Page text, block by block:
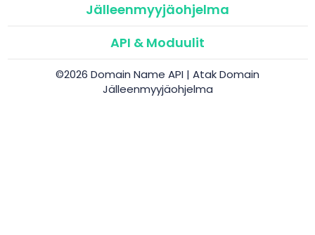
Jälleenmyyjäohjelma
API & Moduulit
©2026 Domain Name API | Atak Domain
Jälleenmyyjäohjelma